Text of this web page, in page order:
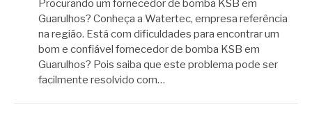
Procurando um fornecedor de bomba KSB em
Guarulhos? Conheça a Watertec, empresa referência
na região. Está com dificuldades para encontrar um
bom e confiável fornecedor de bomba KSB em
Guarulhos? Pois saiba que este problema pode ser
facilmente resolvido com…